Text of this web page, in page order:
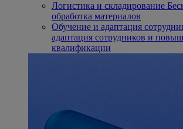
Логистика и складирование
обработка материалов
Обучение и адаптация
адаптация сотрудников и
квалификации